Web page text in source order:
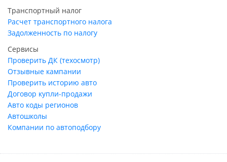
Транспортный налог
Расчет транспортного налога
Задолженность по налогу
Сервисы
Проверить ДК (техосмотр)
Отзывные кампании
Проверить историю авто
Договор купли-продажи
Авто коды регионов
Автошколы
Компании по автоподбору